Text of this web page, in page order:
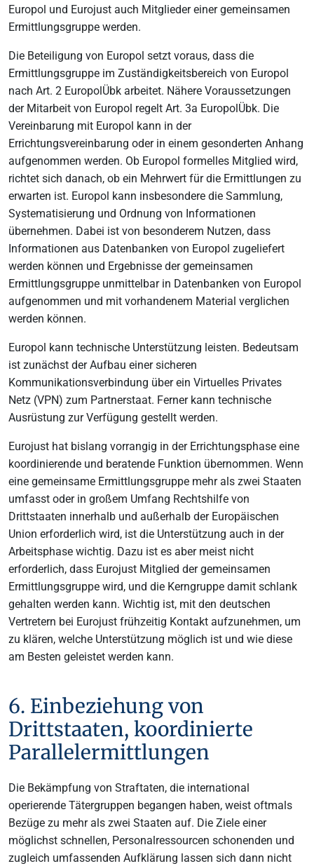
Europol und Eurojust auch Mitglieder einer gemeinsamen
Ermittlungsgruppe werden.
Die Beteiligung von Europol setzt voraus, dass die
Ermittlungsgruppe im Zuständigkeitsbereich von Europol
nach Art. 2 EuropolÜbk arbeitet. Nähere Voraussetzungen
der Mitarbeit von Europol regelt Art. 3a EuropolÜbk. Die
Vereinbarung mit Europol kann in der
Errichtungsvereinbarung oder in einem gesonderten Anhang
aufgenommen werden. Ob Europol formelles Mitglied wird,
richtet sich danach, ob ein Mehrwert für die Ermittlungen zu
erwarten ist. Europol kann insbesondere die Sammlung,
Systematisierung und Ordnung von Informationen
übernehmen. Dabei ist von besonderem Nutzen, dass
Informationen aus Datenbanken von Europol zugeliefert
werden können und Ergebnisse der gemeinsamen
Ermittlungsgruppe unmittelbar in Datenbanken von Europol
aufgenommen und mit vorhandenem Material verglichen
werden können.
Europol kann technische Unterstützung leisten. Bedeutsam
ist zunächst der Aufbau einer sicheren
Kommunikationsverbindung über ein Virtuelles Privates
Netz (VPN) zum Partnerstaat. Ferner kann technische
Ausrüstung zur Verfügung gestellt werden.
Eurojust hat bislang vorrangig in der Errichtungsphase eine
koordinierende und beratende Funktion übernommen. Wenn
eine gemeinsame Ermittlungsgruppe mehr als zwei Staaten
umfasst oder in großem Umfang Rechtshilfe von
Drittstaaten innerhalb und außerhalb der Europäischen
Union erforderlich wird, ist die Unterstützung auch in der
Arbeitsphase wichtig. Dazu ist es aber meist nicht
erforderlich, dass Eurojust Mitglied der gemeinsamen
Ermittlungsgruppe wird, und die Kerngruppe damit schlank
gehalten werden kann. Wichtig ist, mit den deutschen
Vertretern bei Eurojust frühzeitig Kontakt aufzunehmen, um
zu klären, welche Unterstützung möglich ist und wie diese
am Besten geleistet werden kann.
6. Einbeziehung von
Drittstaaten, koordinierte
Parallelermittlungen
Die Bekämpfung von Straftaten, die international
operierende Tätergruppen begangen haben, weist oftmals
Bezüge zu mehr als zwei Staaten auf. Die Ziele einer
möglichst schnellen, Personalressourcen schonenden und
zugleich umfassenden Aufklärung lassen sich dann nicht